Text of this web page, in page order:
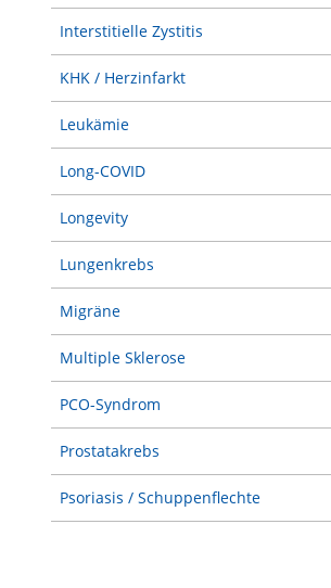
Interstitielle Zystitis
KHK / Herzinfarkt
Leukämie
Long-COVID
Longevity
Lungenkrebs
Migräne
Multiple Sklerose
PCO-Syndrom
Prostatakrebs
Psoriasis / Schuppenflechte